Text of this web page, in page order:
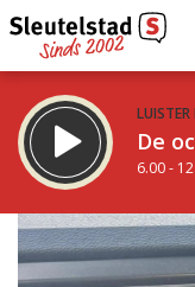
LUISTER
De
6.00 -
STRAKS:
De middag van
12.00 - 19.00 uur